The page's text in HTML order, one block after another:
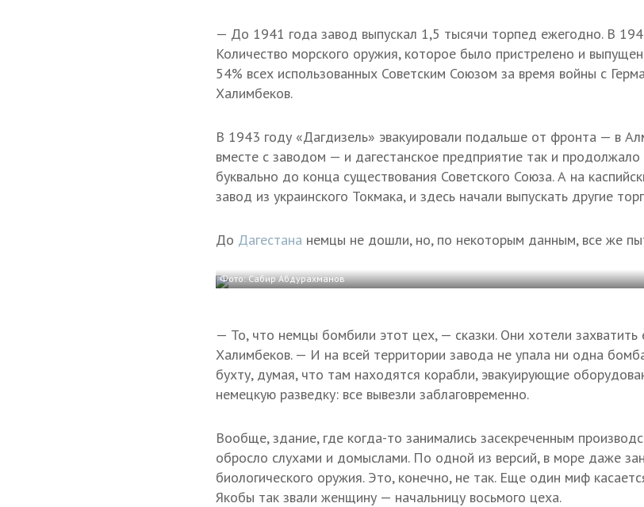
— До 1941 года завод выпускал 1,5 тысячи торпед ежегодно. В
Количество морского оружия, которое было пристрелено и
54% всех использованных Советским Союзом за время войны с
Халимбеков.
В 1943 году «Дагдизель» эвакуировали подальше от фронта — в
вместе с заводом — и дагестанское предприятие так и
буквально до конца существования Советского Союза. А на
завод из украинского Токмака, и здесь начали выпускать другие
До Дагестана немцы не дошли, но, по некоторым данным, все же
Фото: Сабир Абдурахманов
— То, что немцы бомбили этот цех, — сказки. Они хотели
Халимбеков. — И на всей территории завода не упала ни одна
бухту, думая, что там находятся корабли, эвакуирующие
немецкую разведку: все вывезли заблаговременно.
Вообще, здание, где когда-то занимались засекреченным
обросло слухами и домыслами. По одной из версий, в море даже
биологического оружия. Это, конечно, не так. Еще один миф
Якобы так звали женщину — начальницу восьмого цеха.